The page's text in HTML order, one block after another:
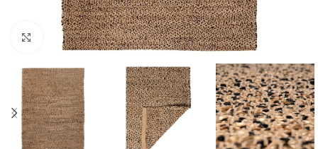
Click to enlarge